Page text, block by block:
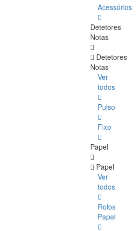
Acessórios
Detetores
Notas
Detetores
Notas
Ver
todos
Pulso
Fixo
Papel
Papel
Ver
todos
Rolos
Papel